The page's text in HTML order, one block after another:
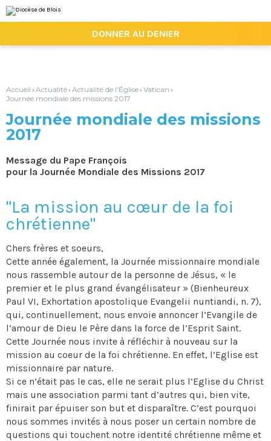
au
contenu.
la
personnels
DONNER AU DENIER
Accueil › Actualité› Actualité de l'Église› Vatican ›
Journée mondiale des missions 2017
Journée mondiale des missions
2017
Message du Pape François
pour la Journée Mondiale des Missions 2017
"La mission au cœur de la foi
chrétienne"
Chers frères et soeurs,
Cette année également, la Journée missionnaire mondiale
nous rassemble autour de la personne de Jésus, « le
premier et le plus grand évangélisateur » (Bienheureux
Paul VI, Exhortation apostolique Evangelii nuntiandi, n. 7),
qui, continuellement, nous envoie annoncer l’Evangile de
l’amour de Dieu le Père dans la force de l’Esprit Saint.
Cette Journée nous invite à réfléchir à nouveau sur la
mission au coeur de la foi chrétienne. En effet, l’Eglise est
missionnaire par nature.
Si ce n’était pas le cas, elle ne serait plus l’Eglise du Christ
mais une association parmi tant d’autres qui, bien vite,
finirait par épuiser son but et disparaître. C’est pourquoi
nous sommes invités à nous poser un certain nombre de
questions qui touchent notre identité chrétienne même et